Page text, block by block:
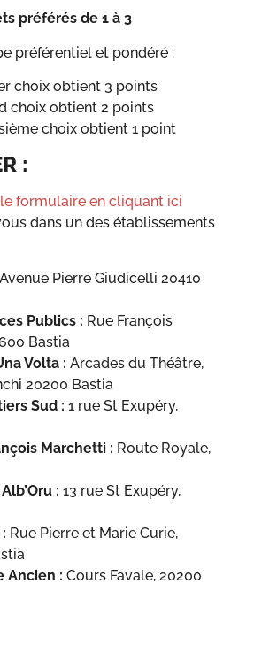
préférés de 1 à 3
préférentiel et pondéré :
choix obtient 3 points
choix obtient 2 points
choix obtient 1 point
:
formulaire en cliquant ici
dans un des établissements
Avenue Pierre Giudicelli 20410
Publics : Rue François
Bastia
Volta : Arcades du Théâtre,
20200 Bastia
Sud : 1 rue St Exupéry,
Marchetti : Route Royale,
: 13 rue St Exupéry,
Rue Pierre et Marie Curie,
Ancien : Cours Favale, 20200